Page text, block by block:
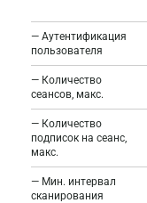
— Аутентификация
пользователя
— Количество
сеансов, макс.
— Количество
подписок на сеанс,
макс.
— Мин. интервал
сканирования